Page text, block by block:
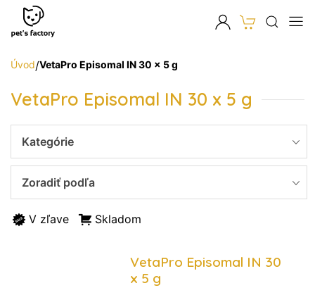
Úvod/VetaPro Episomal IN 30 x 5 g
VetaPro Episomal IN 30 x 5 g
Kategórie
Zoradiť podľa
V zľave Skladom
VetaPro Episomal IN 30
x 5 g